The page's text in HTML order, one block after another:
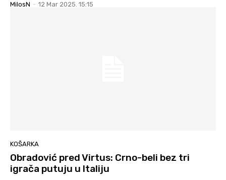
MilosN - 12 Mar 2025. 15:15
KOŠARKA
Obradović pred Virtus: Crno-beli bez tri
igrača putuju u Italiju